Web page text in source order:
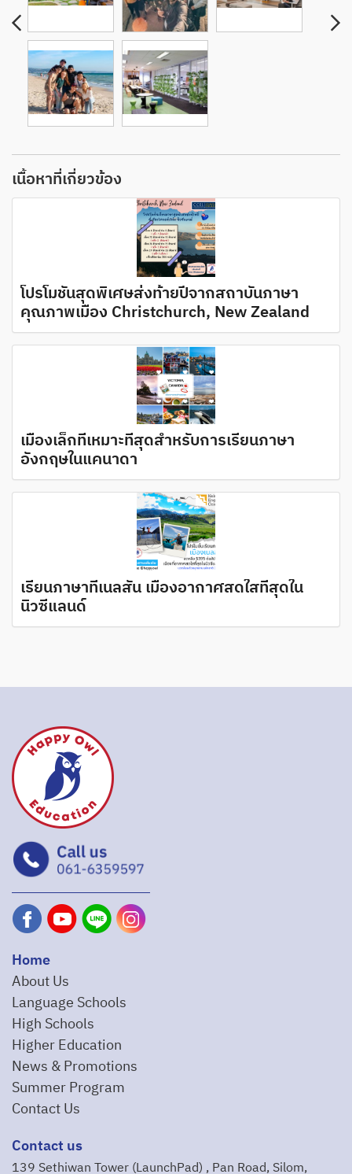
เนื้อหาที่เกี่ยวข้อง
โปรโมชั่นสุดพิเศษส่งท้ายปีจากสถาบันภาษา
คุณภาพเมือง Christchurch, New Zealand
เมืองเล็กที่เหมาะที่สุดสำหรับการเรียนภาษา
อังกฤษในแคนาดา
เรียนภาษาที่เนลสัน เมืองอากาศสดใสที่สุดใน
นิวซีแลนด์
Home
About Us
Language Schools
High Schools
Higher Education
News & Promotions
Summer Program
Contact Us
Contact us
139 Sethiwan Tower (LaunchPad) , Pan Road, Silom,